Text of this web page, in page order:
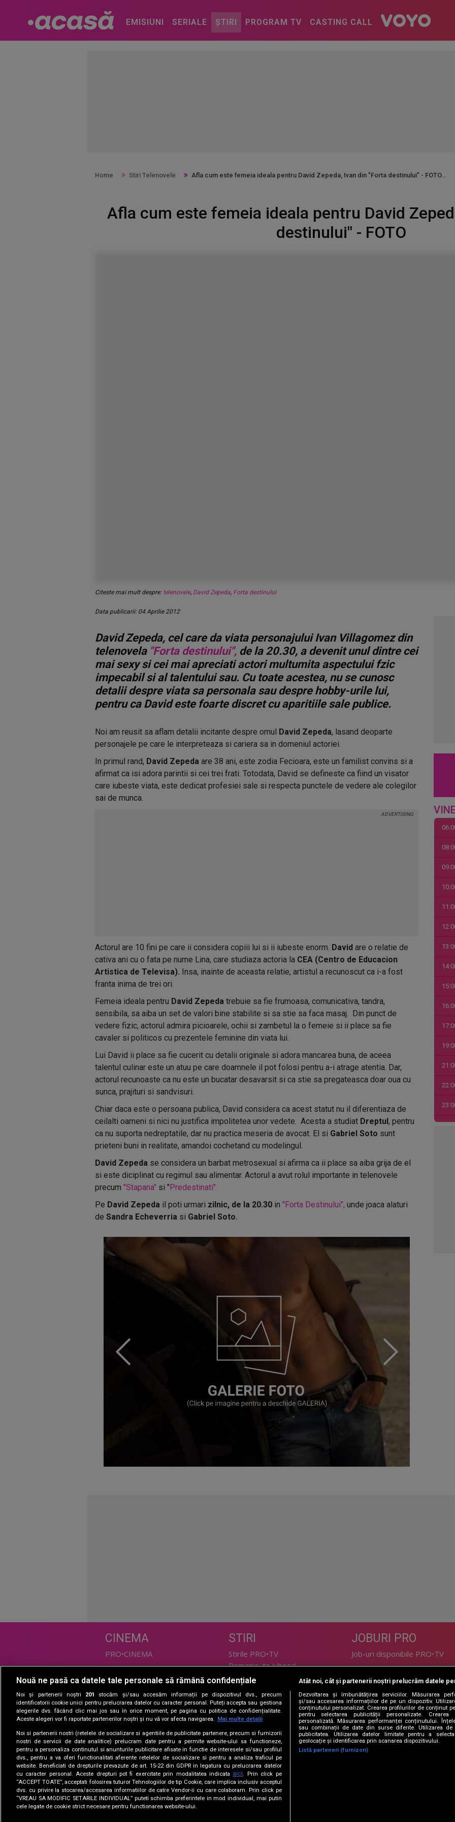
EMISIUNI SERIALE ȘTIRI PROGRAM TV CASTING CALL
Home Stiri Telenovele Afla cum este femeia ideala pentru David Zepeda, Ivan din "Forta destinului" - FOTO
Afla cum este femeia ideala pentru David
destinului" - FOTO
Citeste mai mult despre: telenovele, David Zepeda, Forta destinului
Data publicarii: 04 Aprilie 2012
David Zepeda, cel care da viata personajului Ivan Villagomez din
telenovela "Forta destinului", de la 20.30, a devenit unul dintre cei
mai sexy si cei mai apreciati actori multumita aspectului fzic
impecabil si al talentului sau. Cu toate acestea, nu se cunosc
detalii despre viata sa personala sau despre hobby-urile lui,
pentru ca David este foarte discret cu aparitiile sale publice.
Noi am reusit sa aflam detalii incitante despre omul David Zepeda, lasand deoparte
personajele pe care le interpreteaza si cariera sa in domeniul actoriei.
In primul rand, David Zepeda are 38 ani, este zodia Fecioara, este un familist convins si a
afirmat ca isi adora parintii si cei trei frati. Totodata, David se defineste ca fiind un visator
care iubeste viata, este dedicat profesiei sale si respecta punctele de vedere ale colegilor
sai de munca.
Actorul are 10 fini pe care ii considera copiii lui si ii iubeste enorm. David are o relatie de
cativa ani cu o fata pe nume Lina, care studiaza actoria la CEA (Centro de Educacion
Artistica de Televisa). Insa, inainte de aceasta relatie, artistul a recunoscut ca i-a fost
franta inima de trei ori.
Femeia ideala pentru David Zepeda trebuie sa fie frumoasa, comunicativa, tandra,
sensibila, sa aiba un set de valori bine stabilite si sa stie sa faca masaj. Din punct de
vedere fizic, actorul admira picioarele, ochii si zambetul la o femeie si ii place sa fie
cavaler si politicos cu prezentele feminine din viata lui.
Lui David ii place sa fie cucerit cu detalii originale si adora mancarea buna, de aceea
talentul culinar este un atuu pe care doamnele il pot folosi pentru a-i atrage atentia. Dar,
actorul recunoaste ca nu este un bucatar desavarsit si ca stie sa pregateasca doar oua cu
sunca, prajituri si sandvisuri.
Chiar daca este o persoana publica, David considera ca acest statut nu il diferentiaza de
ceilalti oameni si nici nu justifica impolitetea unor vedete. Acesta a studiat Dreptul, pentru
ca nu suporta nedreptatile, dar nu practica meseria de avocat. El si Gabriel Soto sunt
prieteni buni in realitate, amandoi cochetand cu modelingul.
David Zepeda se considera un barbat metrosexual si afirma ca ii place sa aiba grija de el
si este diciplinat cu regimul sau alimentar. Actorul a avut rolul importante in telenovele
precum "Stapana" si "Predestinati".
Pe David Zepeda il poti urmari zilnic, de la 20.30 in "Forta Destinului", unde joaca alaturi
de Sandra Echeverria si Gabriel Soto.
CINEMA
PRO•CINEMA
DIVERTISMENT
PRO•TV
Romanii au talent
Vocea Romaniei
Las Fierbinti
La Maruta
Apropo TV
STIRI
Stirile PRO•TV
Romania, te iubesc!
TEHNOLOGIE
I Like IT
SPORT
Sport.ro
PRO•ARENA
JOBURI PRO
Job-uri disponibile PRO•TV
LIFESTYLE
Doctor de Bine
Acasă
Acasă Gold
Perfecte
DeBarbati
Nouă ne pasă ca datele tale personale să rămână confidențiale
Noi și partenerii noștri 201
stocăm și/sau accesăm informații pe dispozitivul dvs., precum
identificatorii cookie unici pentru prelucrarea datelor cu caracter personal. Puteți accepta sau gestiona
alegerile dvs. făcând clic mai jos sau în orice moment, pe pagina cu politica de confidențialitate.
Aceste alegeri vor fi raportate partenerilor noștri și nu vă vor afecta navigarea.
Mai multe detalii
Noi si partenerii nostri (retelele de socializare si agentiile de publicitate partenere, precum si furnizorii
nostri de servicii de date analitice) prelucram date pentru a permite website-ului sa functioneze,
pentru a personaliza continutul si anunturile publicitare afisate in functie de interesele si/sau profilul
dvs., pentru a va oferi functionalitati aferente retelelor de socializare si pentru a analiza traficul pe
website. Beneficiati de drepturile prevazute de art. 15-22 din GDPR in legatura cu prelucrarea datelor
cu caracter personal. Aceste drepturi pot fi exercitate prin modalitatea indicata aici. Prin click pe
“ACCEPT TOATE”, acceptati folosirea tuturor Tehnologiilor de tip Cookie, care implica inclusiv acceptul
dvs. cu privire la stocarea/accesarea informatiilor de catre Vendor-ii cu care colaboram. Prin click pe
“VREAU SA MODIFIC SETARILE INDIVIDUAL” puteti schimba preferintele in mod individual, mai putin
cele legate de cookie strict necesare pentru functionarea website-ului.
Atât noi, cât și partenerii noștri prelucrăm datele
Dezvoltarea și îmbunătățirea serviciilor. Măsurarea
și/sau accesarea informațiilor de pe un dispozitiv.
conținutului personalizat. Crearea profilurilor de conținut
pentru selectarea publicității personalizate.
personalizată. Măsurarea performanței conținutului.
sau combinații de date din surse diferite. Utilizarea de
publicitatea. Utilizarea datelor limitate pentru a
geolocație și identificarea prin scanarea dispozitivului.
Listă parteneri (furnizori)